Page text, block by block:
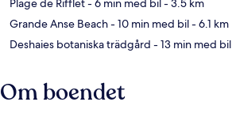
Plage de Rifflet- 6 min med bil- 3.5 km
Grande Anse Beach- 10 min med bil- 6.1 km
Deshaies botaniska trädgård - 13 min med bil
Om boendet